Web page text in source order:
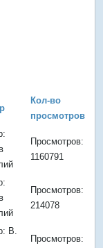
Кол-во
просмотров
Просмотров:
1160791
Просмотров:
214078
В.
Просмотров: